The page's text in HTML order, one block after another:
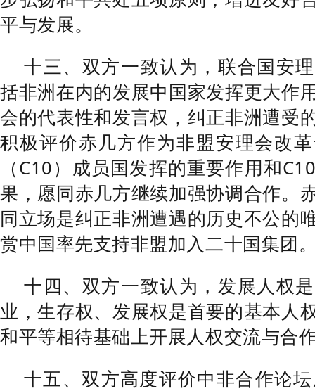
平与发展。
十三、双方一致认为，联合国安
括非洲在内的发展中国家发挥更大作
会的代表性和发言权，纠正非洲遭受
积极评价赤几方作为非盟安理会改
（C10）成员国发挥的重要作用和
果，愿同赤几方继续加强协调合作。
同立场是纠正非洲遭遇的历史不公的
赏中国率先支持非盟加入二十国集团
十四、双方一致认为，发展人权
业，生存权、发展权是首要的基本人
和平等相待基础上开展人权交流与合
十五、双方高度评价中非合作论